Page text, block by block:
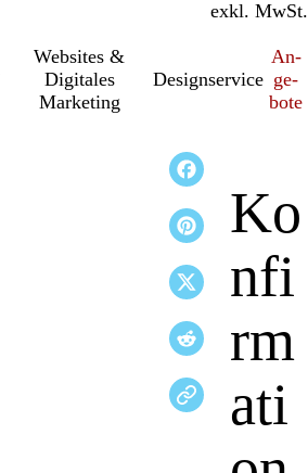
inkl. MwSt.
exkl. MwSt.
Websites &
Digitales
Marketing
Designservice
An­­
ge­­
bo­­te
Ko
nfi
rm
ati